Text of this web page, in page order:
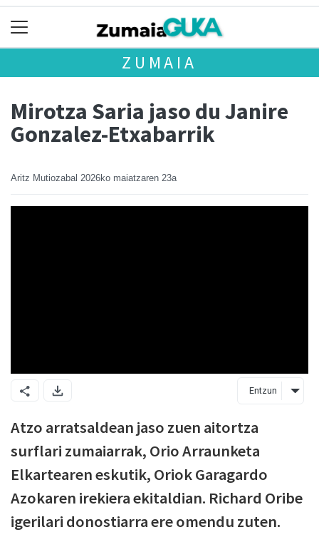
ZUMAIA
Mirotza Saria jaso du Janire
Gonzalez-Etxabarrik
Aritz Mutiozabal 2026ko maiatzaren 23a
Entzun
Atzo arratsaldean jaso zuen aitortza
surflari zumaiarrak, Orio Arraunketa
Elkartearen eskutik, Oriok Garagardo
Azokaren irekiera ekitaldian. Richard Oribe
igerilari donostiarra ere omendu zuten.